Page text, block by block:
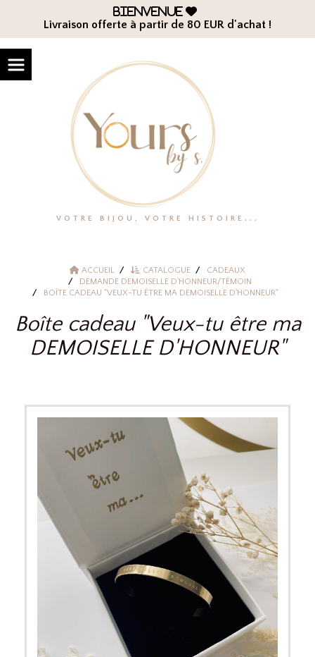
Bienvenue 
Livraison offerte à partir de 80 EUR d'achat !
VOTRE BIJOU, VOTRE HISTOIRE...
ACCUEIL CATALOGUE
CADEAUX
DEMANDE DEMOISELLE D'HONNEUR/TÉMOIN
BOÎTE CADEAU "VEUX-TU ÊTRE MA DEMOISELLE D'HONNEUR"
Boîte cadeau "Veux-tu être ma
DEMOISELLE D'HONNEUR"
Panneau de gestion des cookies